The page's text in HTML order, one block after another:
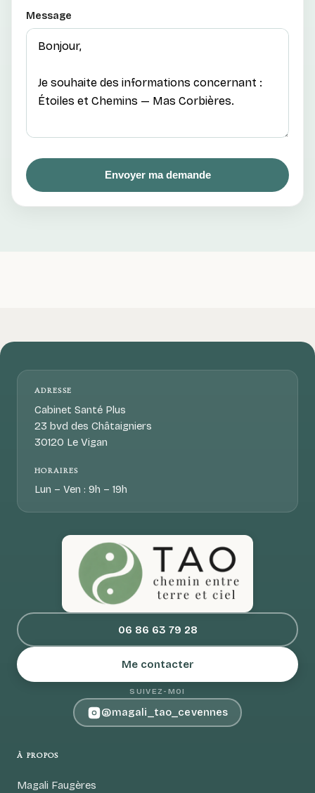
Message
Envoyer ma demande
ADRESSE
Cabinet Santé Plus
23 bvd des Châtaigniers
30120 Le Vigan
HORAIRES
Lun – Ven : 9h – 19h
06 86 63 79 28
Me contacter
SUIVEZ-MOI
@magali_tao_cevennes
À PROPOS
Magali Faugères